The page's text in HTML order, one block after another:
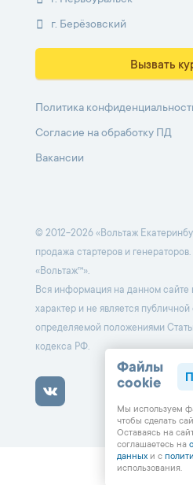
г. Берёзовский
Вызвать
Политика
Согласие на обработку ПД
Вакансии
© 2012-2026 «Вольтаж
продажа стартеров и
«Вольтаж™».
Вся информация на данном сайте
характер и не является
определяемой положениями
кодекса РФ.
Файлы
cookie
Мы используем
чтобы cделать
Оставаясь на
соглашаетесь на
данных и с
использования.